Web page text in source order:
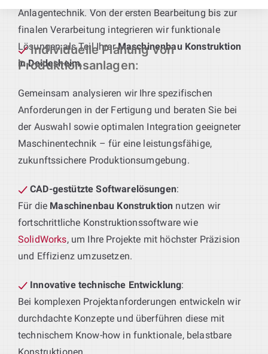
Anlagentechnik. Von der ersten Bearbeitung bis zur
finalen Verarbeitung integrieren wir funktionale
Lösungen als Teil IhrerMaschinenbau Konstruktion
in Deidesheim.
Individuelle Planung von
Produktionsanlagen:
Gemeinsam analysieren wir Ihre spezifischen
Anforderungen in der Fertigung und beraten Sie bei
der Auswahl sowie optimalen Integration geeigneter
Maschinentechnik – für eine leistungsfähige,
zukunftssichere Produktionsumgebung.
CAD-gestützte Softwarelösungen:
Für die Maschinenbau Konstruktion nutzen wir
fortschrittliche Konstruktionssoftware wie
SolidWorks, um Ihre Projekte mit höchster Präzision
und Effizienz umzusetzen.
Innovative technische Entwicklung:
Bei komplexen Projektanforderungen entwickeln wir
durchdachte Konzepte und überführen diese mit
technischem Know-how in funktionale, belastbare